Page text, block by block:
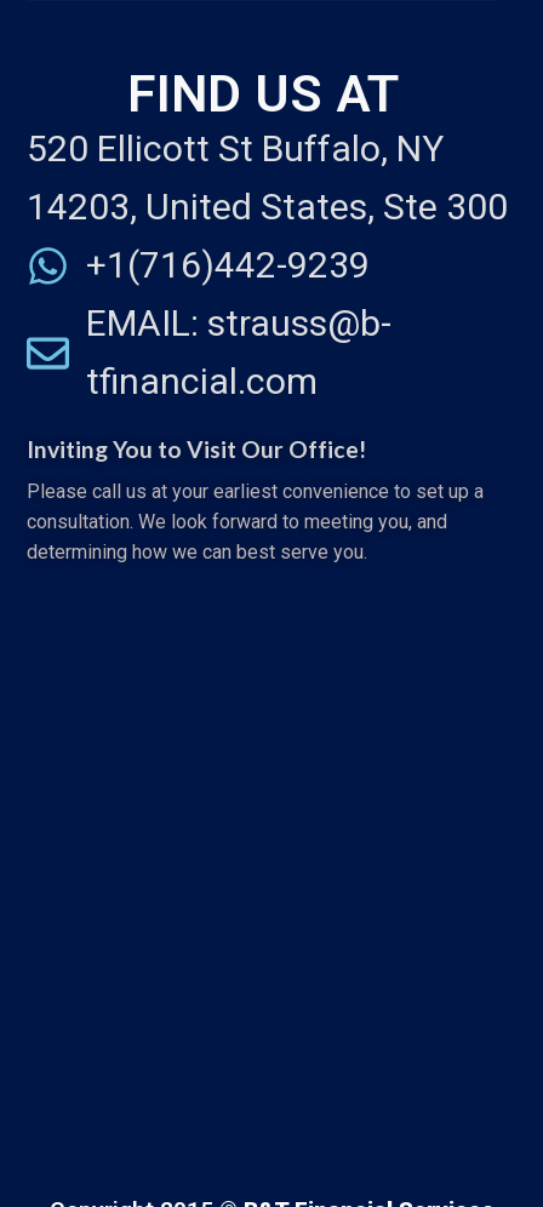
FIND US AT
520 Ellicott St Buffalo, NY
14203, United States, Ste 300
+1(716)442-9239
EMAIL: strauss@b-
tfinancial.com
Inviting You to Visit Our Office!
Please call us at your earliest convenience to set up a
consultation. We look forward to meeting you, and
determining how we can best serve you.